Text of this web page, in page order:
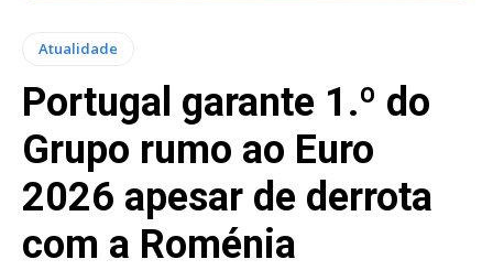
Atualidade
Portugal garante 1.º do
Grupo rumo ao Euro
2026 apesar de derrota
com a Roménia